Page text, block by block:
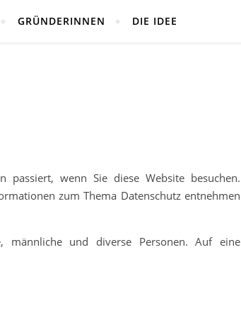
GRÜNDERINNEN DIE IDEE
passiert, wenn Sie diese Website besuchen.
zum Thema Datenschutz entnehmen
männliche und diverse Personen. Auf eine